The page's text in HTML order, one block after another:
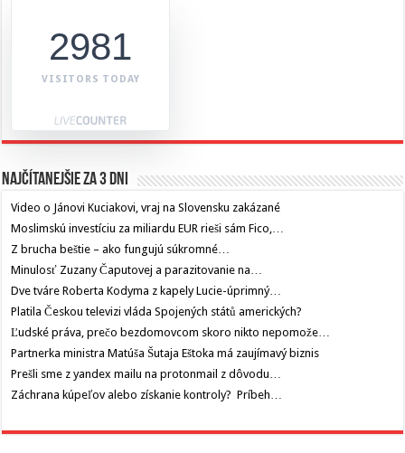
2981
VISITORS TODAY
Najčítanejšie za 3 dni
Video o Jánovi Kuciakovi, vraj na Slovensku zakázané
Moslimskú investíciu za miliardu EUR rieši sám Fico,…
Z brucha beštie – ako fungujú súkromné…
Minulosť Zuzany Čaputovej a parazitovanie na…
Dve tváre Roberta Kodyma z kapely Lucie-úprimný…
Platila Českou televizi vláda Spojených států amerických?
Ľudské práva, prečo bezdomovcom skoro nikto nepomože…
Partnerka ministra Matúša Šutaja Eštoka má zaujímavý biznis
Prešli sme z yandex mailu na protonmail z dôvodu…
Záchrana kúpeľov alebo získanie kontroly? Príbeh…